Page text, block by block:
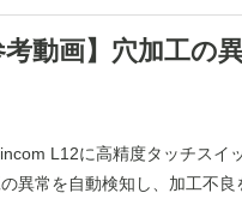
考動画】穴加工の
L12に高精度タッチスイ
異常を自動検知し、加工不良